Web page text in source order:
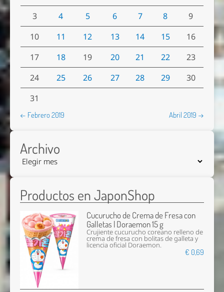
3
4 5 6 7 8
9
10
11 12 13 14 15
16
17
18 19 20 21 22
23
24
25 26 27 28 29
30
31
← Febrero 2019 Abril 2019 →
Archivo
Productos en JaponShop
Cucurucho de Crema de Fresa con
Galletas | Doraemon 15 g
Crujiente cucurucho coreano relleno de
crema de fresa con bolitas de galleta y
licencia oficial Doraemon.
€ 0,69